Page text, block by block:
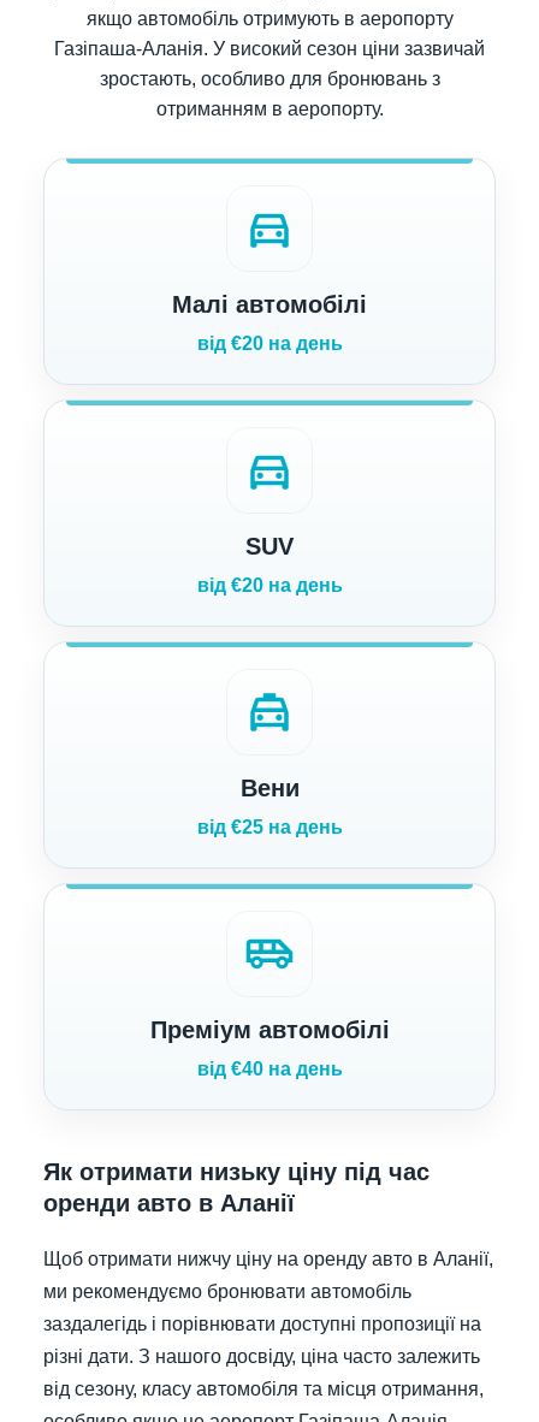
якщо автомобіль отримують в аеропорту
Газіпаша-Аланія. У високий сезон ціни зазвичай
зростають, особливо для бронювань з
отриманням в аеропорту.
directions_car
Малі автомобілі
від €20 на день
directions_car
SUV
від €20 на день
local_taxi
Вени
від €25 на день
airport_shuttle
Преміум автомобілі
від €40 на день
Як отримати низьку ціну під час
оренди авто в Аланії
Щоб отримати нижчу ціну на оренду авто в Аланії,
ми рекомендуємо бронювати автомобіль
заздалегідь і порівнювати доступні пропозиції на
різні дати. З нашого досвіду, ціна часто залежить
від сезону, класу автомобіля та місця отримання,